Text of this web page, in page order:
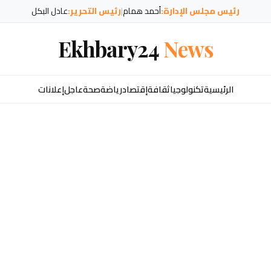
رئيس مجلس الإدارة:أحمد همام|رئيس التحرير:عادل البكل
Ekhbary24News
الرئيسيةتكنولوجياثقافةإقتصادرياضةصحةعاجلإعلانات